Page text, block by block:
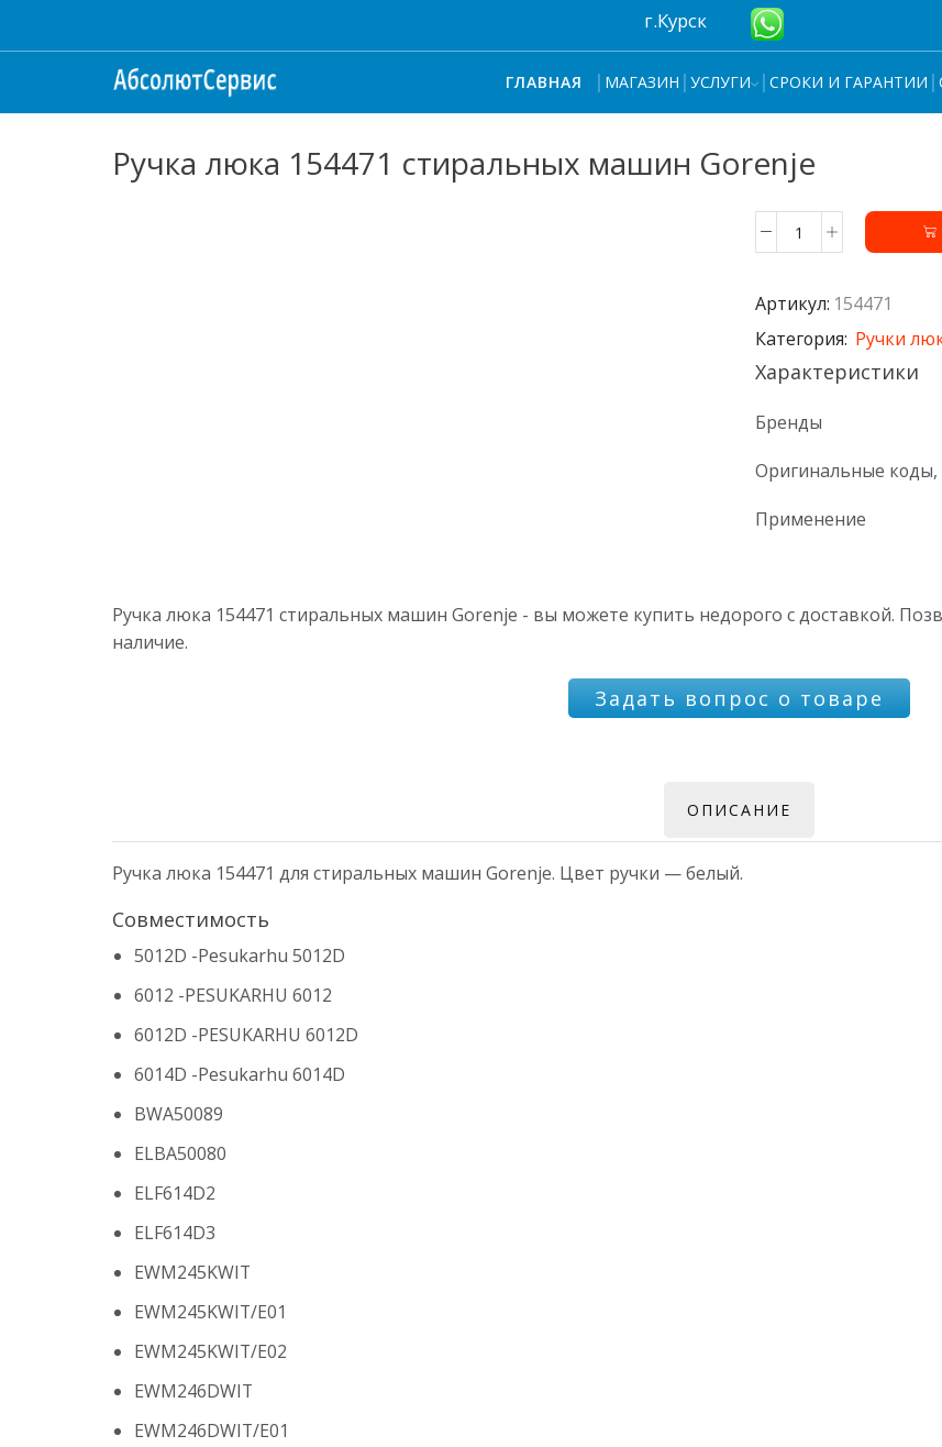
г.Курск
ГЛАВНАЯ МАГАЗИН УСЛУГИ СРОКИ И ГАРАНТИИ
Ручка люка 154471 стиральных машин Gorenje
Количество
люка
стиральных
машин
Артикул: 154471
Категория: Ручки
Характеристики
Бренды
Оригинальные коды,
Применение
Ручка люка 154471 стиральных машин Gorenje - вы можете купить недорого с доставкой.
наличие.
Задать вопрос о товаре
ОПИСАНИЕ
Ручка люка 154471 для стиральных машин Gorenje. Цвет ручки — белый.
Совместимость
5012D -Pesukarhu 5012D
6012 -PESUKARHU 6012
6012D -PESUKARHU 6012D
6014D -Pesukarhu 6014D
BWA50089
ELBA50080
ELF614D2
ELF614D3
EWM245KWIT
EWM245KWIT/E01
EWM245KWIT/E02
EWM246DWIT
EWM246DWIT/E01